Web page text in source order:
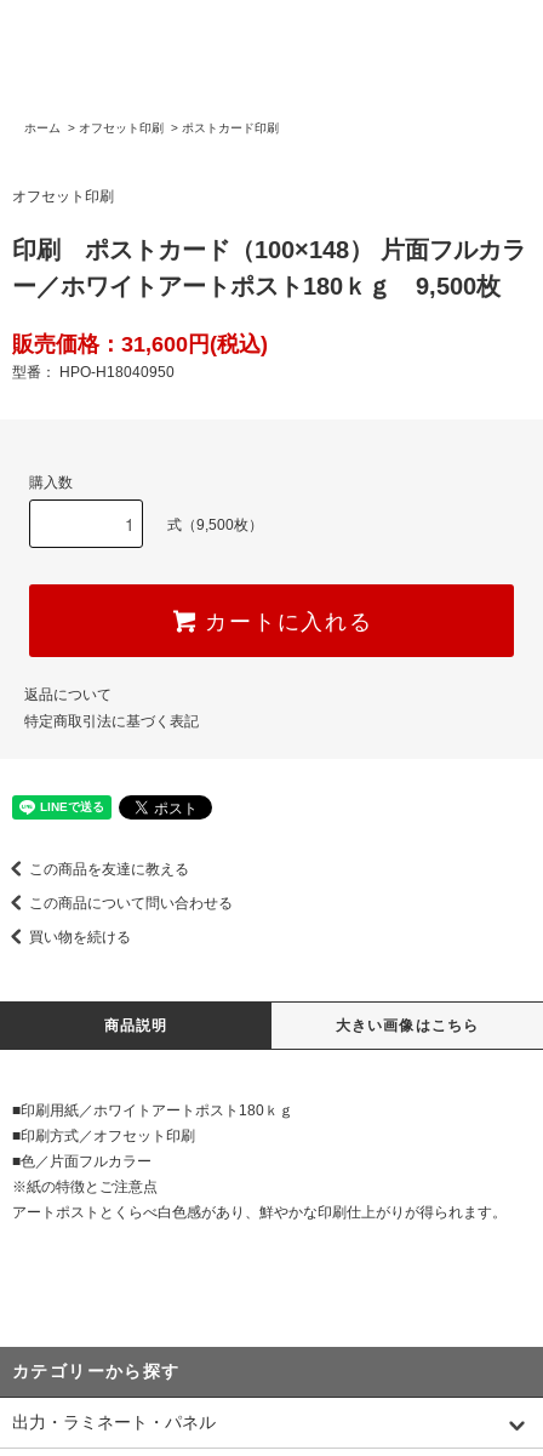
ホーム > オフセット印刷 > ポストカード印刷
オフセット印刷
印刷 ポストカード（100×148） 片面フルカラ
ー／ホワイトアートポスト180ｋｇ 9,500枚
販売価格：31,600円(税込)
型番： HPO-H18040950
購入数
式（9,500枚）
カートに入れる
返品について
特定商取引法に基づく表記
この商品を友達に教える
この商品について問い合わせる
買い物を続ける
商品説明 大きい画像はこちら
■印刷用紙／ホワイトアートポスト180ｋｇ
■印刷方式／オフセット印刷
■色／片面フルカラー
※紙の特徴とご注意点
アートポストとくらべ白色感があり、鮮やかな印刷仕上がりが得られます。
カテゴリーから探す
出力・ラミネート・パネル